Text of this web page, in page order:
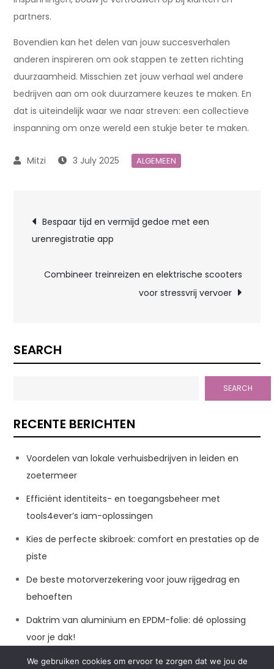
partners.
Bovendien kan het delen van jouw succesverhalen
anderen inspireren om ook stappen te zetten richting
duurzaamheid. Misschien zet jouw verhaal wel andere
bedrijven aan om ook duurzamere keuzes te maken. En
dat is uiteindelijk waar we naar streven: een collectieve
inspanning om onze wereld een stukje beter te maken.
3 July 2025 ALGEMEEN
Post
navigation
Bespaar tijd en vermijd gedoe met een
urenregistratie app
Combineer treinreizen en elektrische scooters
voor stressvrij vervoer
SEARCH
SEARCH
RECENTE BERICHTEN
Voordelen van lokale verhuisbedrijven in leiden en
zoetermeer
Efficiënt identiteits- en toegangsbeheer met
tools4ever’s iam-oplossingen
Kies de perfecte skibroek: comfort en prestaties op de
piste
De beste motorverzekering voor jouw rijgedrag en
behoeften
Daktrim van aluminium en EPDM-folie: dé oplossing
voor je dak!
We gebruiken cookies om ervoor te zorgen dat we jou de